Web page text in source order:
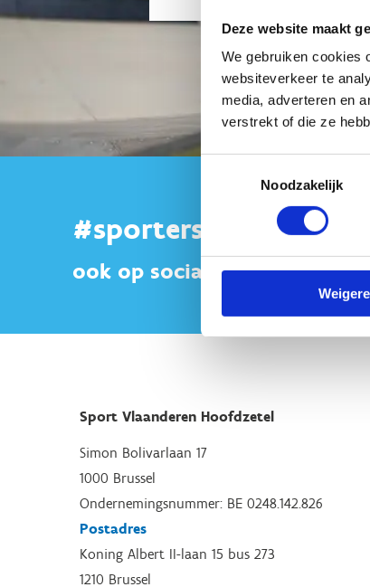
Deze website maakt
We gebruiken cookies
websiteverkeer te
media, adverteren en
verstrekt of die ze
Noodzakelijk
#sportersbelevenmeer
ook op sociale media
Sport Vlaanderen Hoofdzetel
Simon Bolivarlaan 17
1000 Brussel
Ondernemingsnummer: BE 0248.142.826
Postadres
Koning Albert II-laan 15 bus 273
1210 Brussel